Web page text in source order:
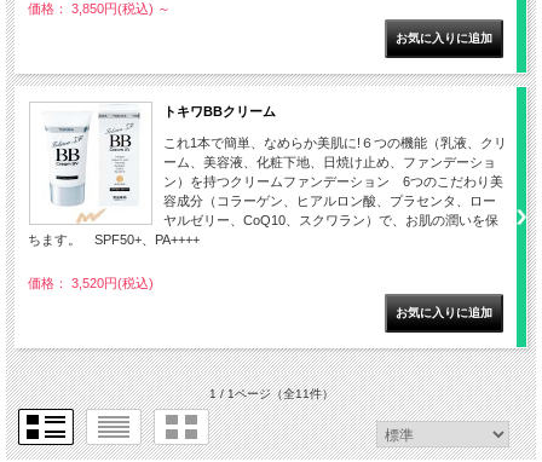
価格： 3,850円(税込) ～
トキワBBクリーム
これ1本で簡単、なめらか美肌に!６つの機能（乳液、クリ
ーム、美容液、化粧下地、日焼け止め、ファンデーショ
ン）を持つクリームファンデーション 6つのこだわり美
容成分（コラーゲン、ヒアルロン酸、プラセンタ、ロー
ヤルゼリー、CoQ10、スクワラン）で、お肌の潤いを保
ちます。 SPF50+、PA++++
価格： 3,520円(税込)
1 / 1ページ（全11件）